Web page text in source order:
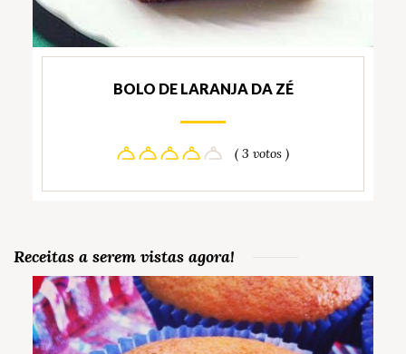
BOLO DE LARANJA DA ZÉ
( 3 votos )
Receitas a serem vistas agora!